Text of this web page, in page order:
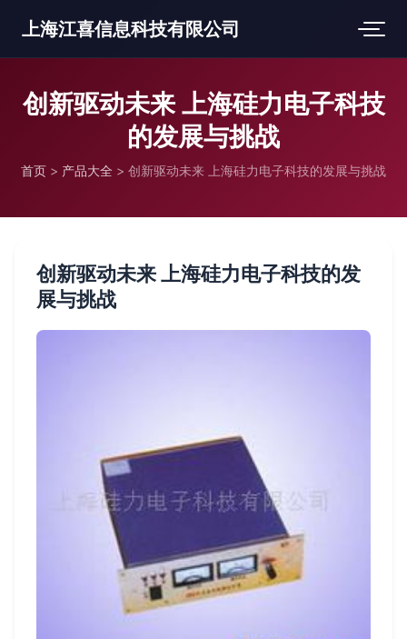
上海江喜信息科技有限公司
创新驱动未来 上海硅力电子科技
的发展与挑战
首页 > 产品大全 > 创新驱动未来 上海硅力电子科技的发展与挑战
创新驱动未来 上海硅力电子科技的发
展与挑战